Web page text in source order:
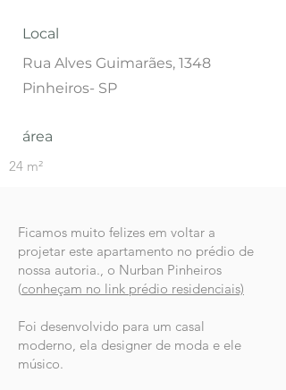
Local
Rua Alves Guimarães, 1348
Pinheiros- SP
área
24 m²
Ficamos muito felizes em voltar a
projetar este apartamento no prédio de
nossa autoria., o Nurban Pinheiros
(conheçam no link prédio residenciais)
Foi desenvolvido para um casal
moderno, ela designer de moda e ele
músico.